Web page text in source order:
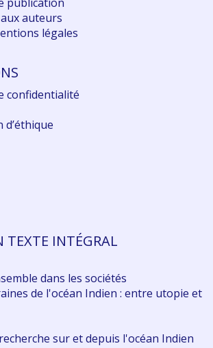
auteurs
légales
confidentialité
d’éthique
TEXTE INTÉGRAL
dans les sociétés
de l'océan Indien : entre utopie et
sur et depuis l'océan Indien